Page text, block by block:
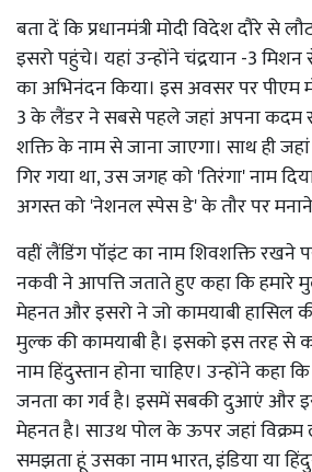
बता दें कि प्रधानमंत्री मोदी विदेश दौरे से
इसरो पहुंचे। यहां उन्होंने चंद्रयान -3
का अभिनंदन किया। इस अवसर पर पीएम
3 के लैंडर ने सबसे पहले जहां अपना कदम
शक्ति के नाम से जाना जाएगा। साथ ही
गिर गया था, उस जगह को 'तिरंगा' नाम
अगस्त को 'नेशनल स्पेस डे' के तौर पर
वहीं लैंडिंग पॉइंट का नाम शिवशक्ति रखने
नकवी ने आपत्ति जताते हुए कहा कि हमारे
मेहनत और इसरो ने जो कामयाबी हासिल
मुल्क की कामयाबी है। इसको इस तरह से
नाम हिंदुस्तान होना चाहिए। उन्होंने
जनता का गर्व है। इसमें सबकी दुआएं और
मेहनत है। साउथ पोल के ऊपर जहां
समझता हूं उसका नाम भारत, इंडिया या